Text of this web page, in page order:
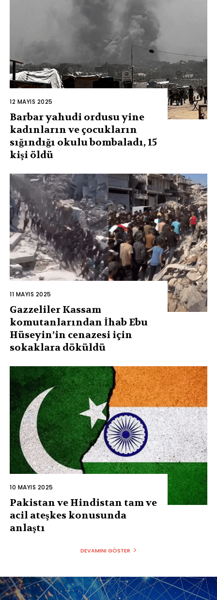
12 MAYIS 2025
Barbar yahudi ordusu yine
kadınların ve çocukların
sığındığı okulu bombaladı, 15
kişi öldü
11 MAYIS 2025
Gazzeliler Kassam
komutanlarından İhab Ebu
Hüseyin’in cenazesi için
sokaklara döküldü
10 MAYIS 2025
Pakistan ve Hindistan tam ve
acil ateşkes konusunda
anlaştı
DEVAMINI GÖSTER